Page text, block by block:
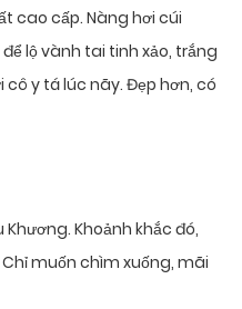
cao cấp. Nàng hơi cúi
lộ vành tai tinh xảo, trắng
cô y tá lúc nãy. Đẹp hơn, có
Khoảnh khắc đó,
muốn chìm xuống, mãi